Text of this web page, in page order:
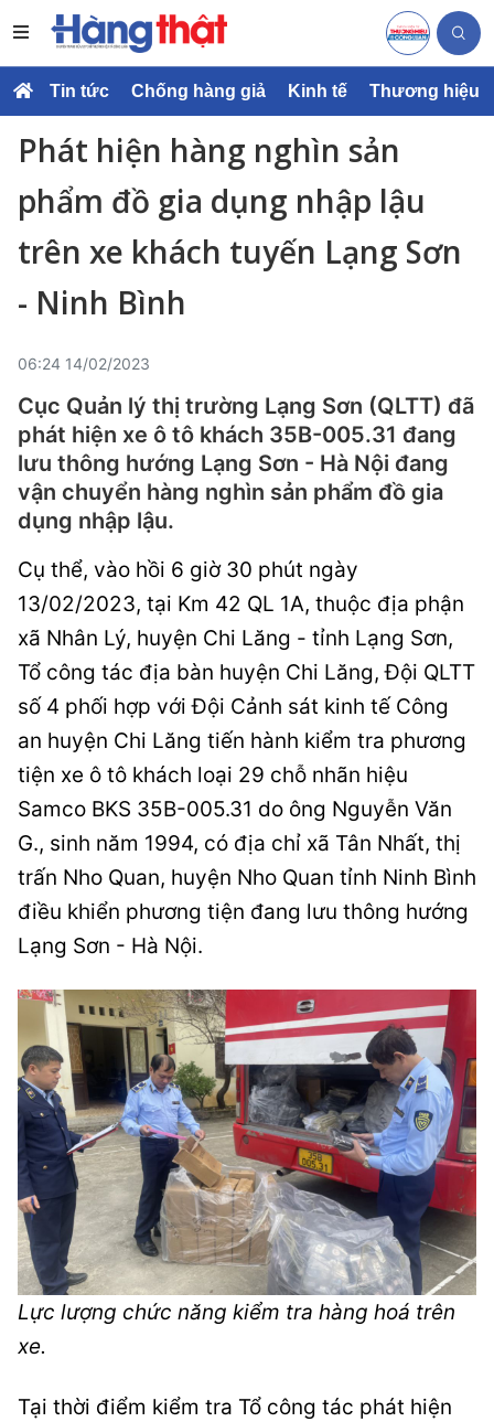
Tin tức Chống hàng giả Kinh tế Thương hiệu
Phát hiện hàng nghìn sản
phẩm đồ gia dụng nhập lậu
trên xe khách tuyến Lạng Sơn
- Ninh Bình
06:24 14/02/2023
Cục Quản lý thị trường Lạng Sơn (QLTT) đã
phát hiện xe ô tô khách 35B-005.31 đang
lưu thông hướng Lạng Sơn - Hà Nội đang
vận chuyển hàng nghìn sản phẩm đồ gia
dụng nhập lậu.
Cụ thể, vào hồi 6 giờ 30 phút ngày
13/02/2023, tại Km 42 QL 1A, thuộc địa phận
xã Nhân Lý, huyện Chi Lăng - tỉnh Lạng Sơn,
Tổ công tác địa bàn huyện Chi Lăng, Đội QLTT
số 4 phối hợp với Đội Cảnh sát kinh tế Công
an huyện Chi Lăng tiến hành kiểm tra phương
tiện xe ô tô khách loại 29 chỗ nhãn hiệu
Samco BKS 35B-005.31 do ông Nguyễn Văn
G., sinh năm 1994, có địa chỉ xã Tân Nhất, thị
trấn Nho Quan, huyện Nho Quan tỉnh Ninh Bình
điều khiển phương tiện đang lưu thông hướng
Lạng Sơn - Hà Nội.
Lực lượng chức năng kiểm tra hàng hoá trên
xe.
Tại thời điểm kiểm tra Tổ công tác phát hiện